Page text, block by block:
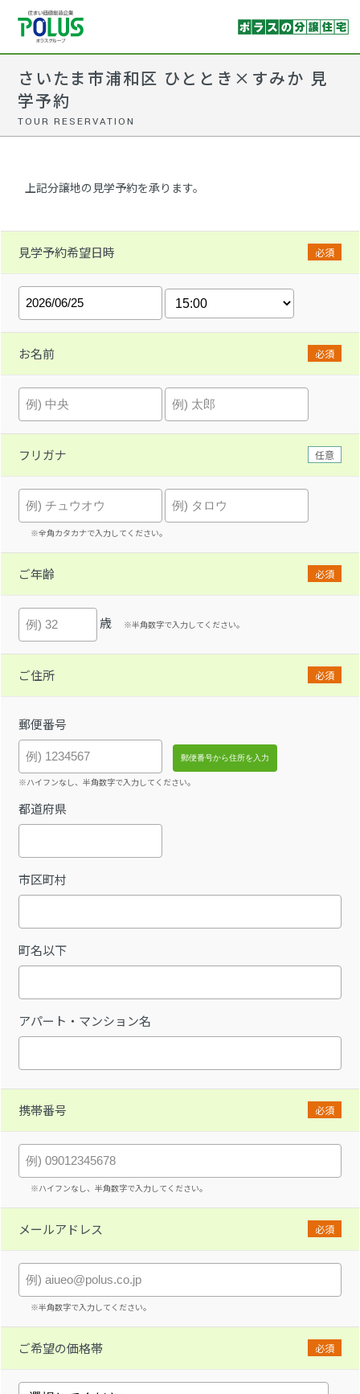
さいたま市浦和区 ひととき×すみか 見
学予約
TOUR RESERVATION
上記分譲地の見学予約を承ります。
見学予約希望日時 必須
お名前 必須
フリガナ 任意
※全角カタカナで入力してください。
ご年齢 必須
歳 ※半角数字で入力してください。
ご住所 必須
郵便番号
※ハイフンなし、半角数字で入力してください。
都道府県
市区町村
町名以下
アパート・マンション名
携帯番号 必須
※ハイフンなし、半角数字で入力してください。
メールアドレス 必須
※半角数字で入力してください。
ご希望の価格帯 必須